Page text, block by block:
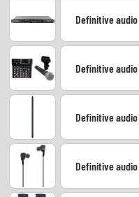
Kopfhörer
Mikros
DJ
Live-Sound
Drums
Definitive audio
Definitive audio
Definitive audio
Definitive audio